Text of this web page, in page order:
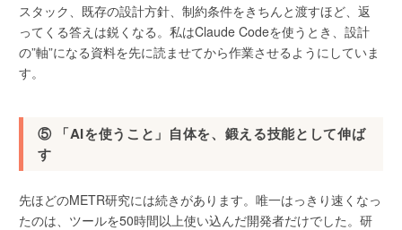
スタック、既存の設計方針、制約条件をきちんと渡すほど、返
ってくる答えは鋭くなる。私はClaude Codeを使うとき、設計
の”軸”になる資料を先に読ませてから作業させるようにしていま
す。
⑤ 「AIを使うこと」自体を、鍛える技能として伸ば
す
先ほどのMETR研究には続きがあります。唯一はっきり速くなっ
たのは、ツールを50時間以上使い込んだ開発者だけでした。研